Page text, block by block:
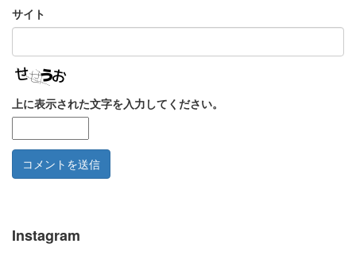
サイト
上に表示された文字を入力してください。
Instagram